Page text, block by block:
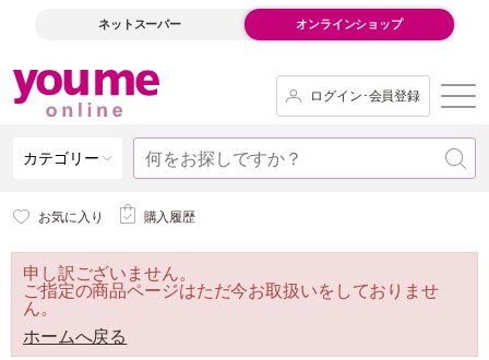
ネットスーパー オンラインショップ
ログイン･会員登録
カテゴリー
お気に入り 購入履歴
申し訳ございません。
ご指定の商品ページはただ今お取扱いをしておりませ
ん。
ホームへ戻る